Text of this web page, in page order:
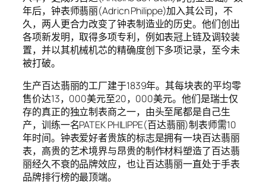
年后，钟表师翡丽(Adricn Philippe)加入其公司，不
久，两人更合力改变了钟表制造业的历史。他们创出
各项新发明，取得多项专利，例如表冠上链及调较装
置，并以其机械机芯的精确度创下多项记录，至今未
被打破。
生产百达翡丽的工厂建于1839年。其每块表的平均零
售价达13，000美元至20，000美元。他们是瑞士仅
存的真正的独立制表商之一，由头至尾都是自己生
产，训练一名PATEK PHILIPPE(百达翡丽)制表师需10
年时间。钟表爱好者贵族的标志是拥有一块百达翡丽
表，高贵的艺术境界与昂贵的制作材料塑造了百达翡
丽经久不衰的品牌效应，也让百达翡丽一直处于手表
品牌排行榜的最顶端。